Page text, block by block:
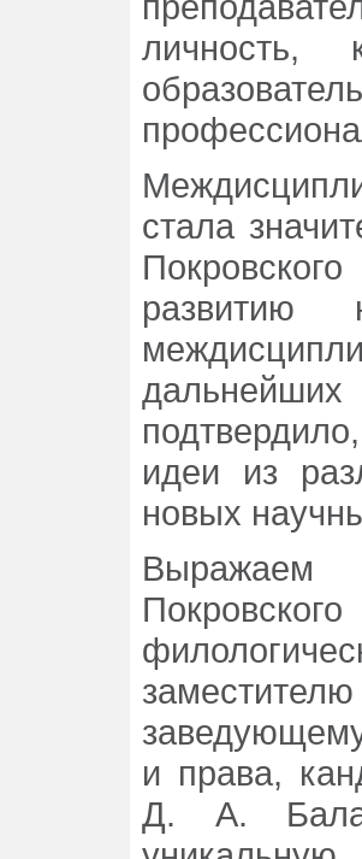
личность,
стала
развитию
идеи из
новых
и права,
Д. А.